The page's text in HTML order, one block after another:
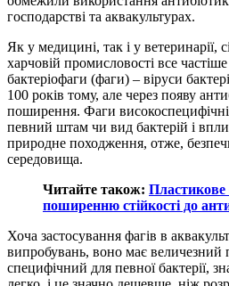
господарстві та аквакультурах.
Як у медицині, так і у ветеринарії,
харчовій промисловості все
бактеріофаги (фаги) – віруси
100 років тому, але через появу
поширення. Фаги
певний штам чи вид бактерій і
природне походження, отже,
середовища.
Читайте також: Пластикове
поширенню стійкості до
Хоча застосування фагів в
випробувань, воно має величезний
специфічний для певної бактерії,